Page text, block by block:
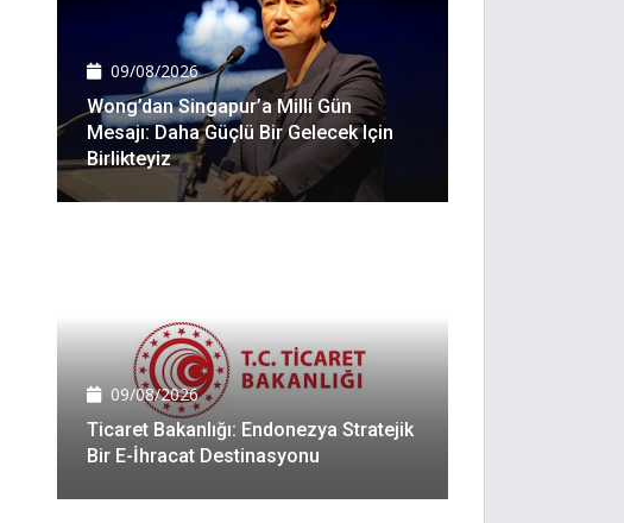
09/08/2026
Wong’dan Singapur’a Milli Gün
Mesajı: Daha Güçlü Bir Gelecek Için
Birlikteyiz
09/08/2026
Ticaret Bakanlığı: Endonezya Stratejik
Bir E-İhracat Destinasyonu